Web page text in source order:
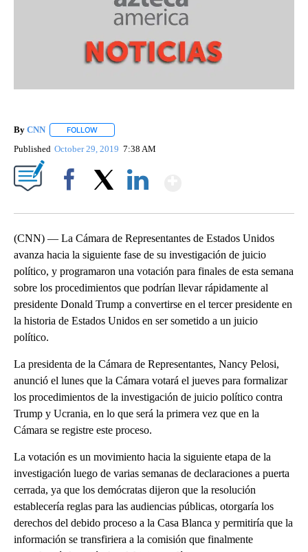
By CNN FOLLOW
Published October 29, 2019 7:38 AM
(CNN) — La Cámara de Representantes de Estados Unidos
avanza hacia la siguiente fase de su investigación de juicio
político, y programaron una votación para finales de esta semana
sobre los procedimientos que podrían llevar rápidamente al
presidente Donald Trump a convertirse en el tercer presidente en
la historia de Estados Unidos en ser sometido a un juicio
político.
La presidenta de la Cámara de Representantes, Nancy Pelosi,
anunció el lunes que la Cámara votará el jueves para formalizar
los procedimientos de la investigación de juicio político contra
Trump y Ucrania, en lo que será la primera vez que en la
Cámara se registre este proceso.
La votación es un movimiento hacia la siguiente etapa de la
investigación luego de varias semanas de declaraciones a puerta
cerrada, ya que los demócratas dijeron que la resolución
establecería reglas para las audiencias públicas, otorgaría los
derechos del debido proceso a la Casa Blanca y permitiría que la
información se transfiriera a la comisión que finalmente